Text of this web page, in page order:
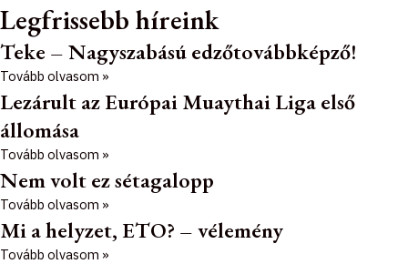
Legfrissebb híreink
Teke – Nagyszabású edzőtovábbképző!
Tovább olvasom »
Lezárult az Európai Muaythai Liga első
állomása
Tovább olvasom »
Nem volt ez sétagalopp
Tovább olvasom »
Mi a helyzet, ETO? – vélemény
Tovább olvasom »